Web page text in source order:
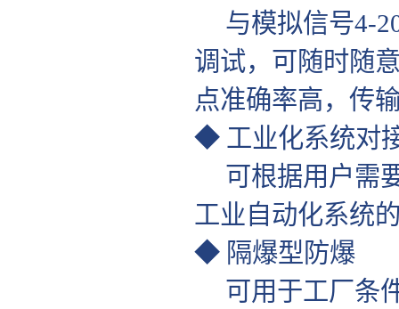
与模拟信号4-
调试，可随时随
点准确率高，传
◆ 工业化系统对
可根据用户需
工业自动化系统
◆ 隔爆型防爆
可用于工厂条